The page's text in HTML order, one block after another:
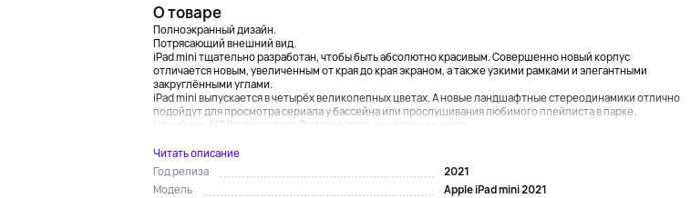
О товаре
Полноэкранный дизайн.
Потрясающий внешний вид.
iPad mini тщательно разработан, чтобы быть абсолютно красивым. Совершенно новый корпус
отличается новым, увеличенным от края до края экраном, а также узкими рамками и элегантными
закруглёнными углами.
iPad mini выпускается в четырёх великолепных цветах. А новые ландшафтные стереодинамики отлично
подойдут для просмотра сериала у бассейна или прослушивания любимого плейлиста в парке.
Новый чип A15 Bionic делает iPad mini столь же мощным, сколь...
Читать описание
Год релиза
2021
Модель
Apple iPad mini 2021